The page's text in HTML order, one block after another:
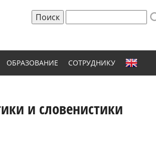
Форма поиска
ОБРАЗОВАНИЕ СОТРУДНИКУ
и словенистики